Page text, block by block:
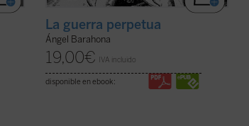
La guerra perpetua
Ángel Barahona
19,00€ IVA incluido
disponible en ebook: